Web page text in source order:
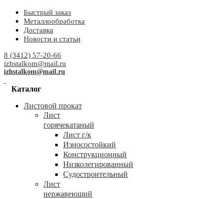
Быстрый заказ
Металлообработка
Доставка
Новости и статьи
8 (3412) 57-20-66
izhstalkom@mail.ru
izhstalkom@mail.ru
Каталог
Листовой прокат
Лист
горячекатаный
Лист г/к
Износостойкий
Конструкционный
Низколегированный
Судостроительный
Лист
нержавеющий